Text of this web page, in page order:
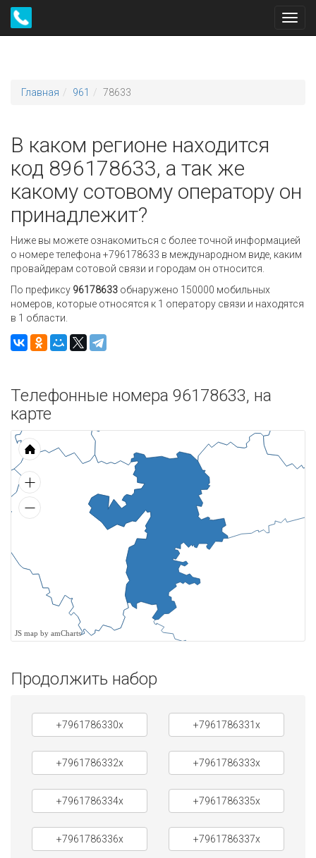
Главная 961 78633
В каком регионе находится
код 896178633, а так же
какому сотовому оператору он
принадлежит?
Ниже вы можете ознакомиться с более точной информацией
о номере телефона +796178633 в международном виде, каким
провайдерам сотовой связи и городам он относится.
По префиксу 96178633 обнаружено 150000 мобильных
номеров, которые относятся к 1 оператору связи и находятся
в 1 области.
Телефонные номера 96178633, на
карте
JS map by amCharts
Продолжить набор
+7961786330x +7961786331x
+7961786332x +7961786333x
+7961786334x +7961786335x
+7961786336x +7961786337x